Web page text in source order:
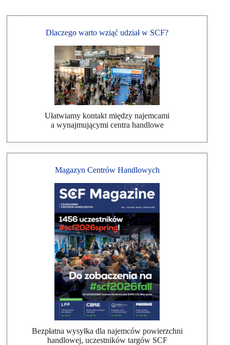
Dlaczego warto wziąć udział w SCF?
Ułatwiamy kontakt między najemcami
a wynajmującymi centra handlowe
Magazyn Centrów Handlowych
Bezpłatna wysyłka dla najemców powierzchni
handlowej, uczestników targów SCF